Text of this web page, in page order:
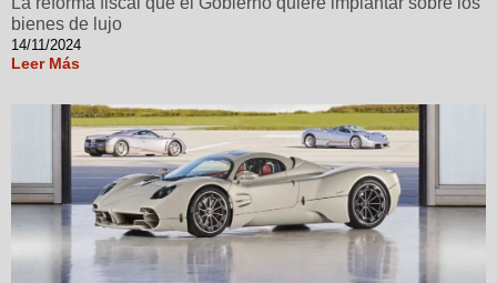
bienes de lujo
14/11/2024
Leer Más